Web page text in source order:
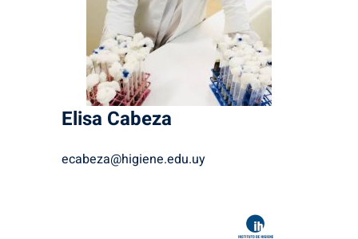
Elisa Cabeza
ecabeza@higiene.edu.uy